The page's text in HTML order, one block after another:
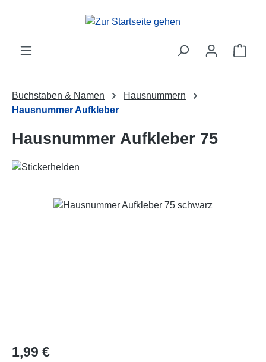
Zum Hauptinhalt springen
Buchstaben & Namen
Hausnummern
Hausnummer Aufkleber
Hausnummer Aufkleber 75
Bildergalerie überspringen
Regulärer Preis:
1,99 €